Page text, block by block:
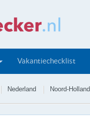
Vakantiechecklist
Nederland Noord-Holland